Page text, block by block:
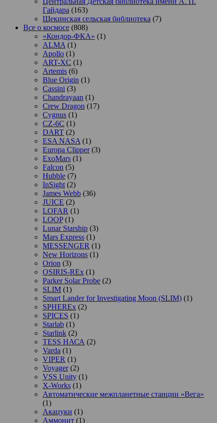
Гайдара (163)
Щекинская сельская библиотека (7)
Все о космосе (808)
«Кондор-ФКА» (1)
ALMA (1)
Apollo (1)
ART-XC (1)
Artemis (6)
Blue Origin (1)
Cassini (3)
Chandrayaan (1)
Crew Dragon (17)
Cygnus (1)
CZ-6C (1)
DART (2)
ESA NASA (1)
Europa Clipper(3)
ExoMars (1)
Falcon (5)
Hubble (7)
InSight (2)
James Webb (36)
JUICE (2)
LOFAR (1)
LOOP(1)
Lunar Starship (3)
Mars Express (1)
MESSENGER (1)
New Horizons (1)
Orion (3)
OSIRIS-REx (1)
Parker Solar Probe (2)
SLIM (1)
Smart Lander for Investigating Moon (SLIM) (1)
SPHEREx (2)
SPICES (1)
Starlab (1)
Starlink (2)
TESS НАСА (2)
Varda (1)
VIPER (1)
Voyager(2)
VSS Unity (1)
X-Works (1)
Автоматические межпланетные станции «Вега»
(1)
Акацуки (1)
Аммонит (1)